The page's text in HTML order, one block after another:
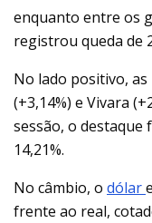
enquanto entre os
registrou queda de
No lado positivo,
(+3,14%) e Vivara
sessão, o destaque
14,21%.
No câmbio, o dólar
frente ao real,